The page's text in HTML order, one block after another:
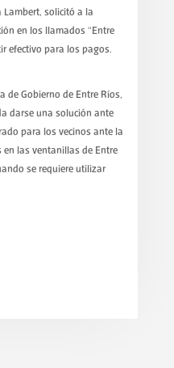
Lambert, solicitó a la
en los llamados “Entre
efectivo para los pagos.
de Gobierno de Entre Ríos,
darse una solución ante
para los vecinos ante la
las ventanillas de Entre
se requiere utilizar